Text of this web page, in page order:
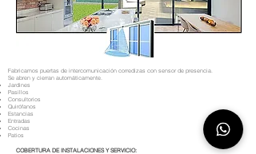
Fabricamos puertas de intercomunicación corredizas con sensor de presencia.
Se abren y cierran automáticamente.
Jardines
Pasillos
Consultorios
Quirófanos
Estancias
Entradas
Cocinas
Patios
COBERTURA DE INSTALACIONES Y SERVICIO: